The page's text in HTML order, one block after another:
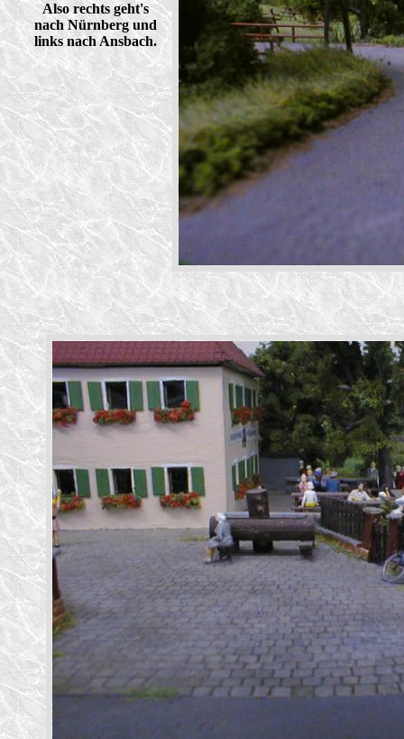
Also rechts geht's
nach Nürnberg und
links nach Ansbach.